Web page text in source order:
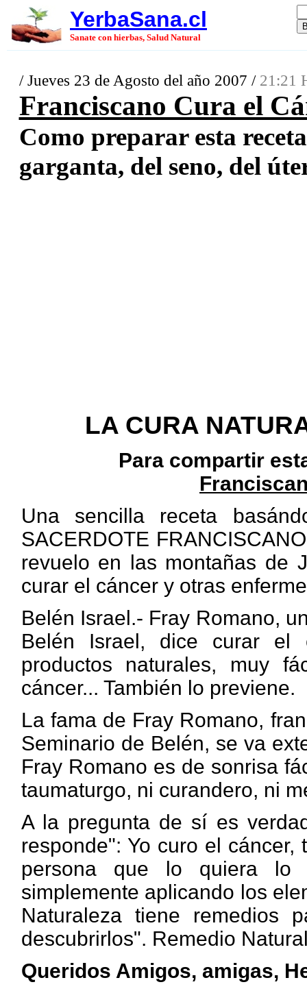
YerbaSana.cl
Sanate con hierbas, Salud Natural
/ Jueves 23 de Agosto del año 2007 / 21:21
Franciscano Cura el
Como preparar esta
garganta, del seno, del
LA CURA
Para compartir
Una sencilla receta
SACERDOTE
revuelo en las montañas de
curar el cáncer y otras
Belén Israel.- Fray Romano,
Belén Israel, dice curar el
productos naturales, muy
cáncer... También lo previene.
La fama de Fray Romano,
Seminario de Belén, se va
Fray Romano es de sonrisa
taumaturgo, ni curandero, ni
A la pregunta de sí es
responde": Yo curo el
persona que lo quiera lo
simplemente aplicando los
Naturaleza tiene remedios
descubrirlos". Remedio
Queridos Amigos, amigas,